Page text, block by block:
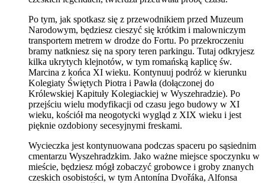
Po tym, jak spotkasz się z przewodnikiem przed Muzeum
Narodowym, będziesz cieszyć się krótkim i malowniczym
transportem metrem w drodze do Fortu. Po przekroczeniu
bramy natkniesz się na spory teren parkingu. Tutaj odkryjesz
kilka ukrytych klejnotów, w tym romańską kaplicę św.
Marcina z końca XI wieku. Kontynuuj podróż w kierunku
Kolegiaty Świętych Piotra i Pawła (dołączonej do
Królewskiej Kapituły Kolegiackiej w Wyszehradzie). Po
przejściu wielu modyfikacji od czasu jego budowy w XI
wieku, kościół ma neogotycki wygląd z XIX wieku i jest
pięknie ozdobiony secesyjnymi freskami.
Wycieczka jest kontynuowana podczas spaceru po sąsiednim
cmentarzu Wyszehradzkim. Jako ważne miejsce spoczynku w
mieście, będziesz mógł zobaczyć grobowce i groby znanych
czeskich osobistości, w tym Antonína Dvořáka, Alfonsa